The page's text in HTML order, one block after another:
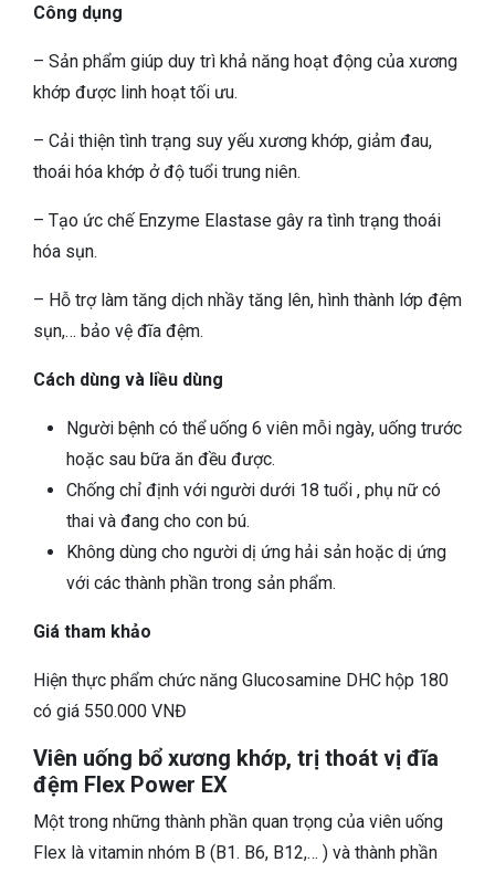
Công dụng
– Sản phẩm giúp duy trì khả năng hoạt động của xương
khớp được linh hoạt tối ưu.
– Cải thiện tình trạng suy yếu xương khớp, giảm đau,
thoái hóa khớp ở độ tuổi trung niên.
– Tạo ức chế Enzyme Elastase gây ra tình trạng thoái
hóa sụn.
– Hỗ trợ làm tăng dịch nhầy tăng lên, hình thành lớp đệm
sụn,… bảo vệ đĩa đệm.
Cách dùng và liều dùng
Người bệnh có thể uống 6 viên mỗi ngày, uống trước
hoặc sau bữa ăn đều được.
Chống chỉ định với người dưới 18 tuổi , phụ nữ có
thai và đang cho con bú.
Không dùng cho người dị ứng hải sản hoặc dị ứng
với các thành phần trong sản phẩm.
Giá tham khảo
Hiện thực phẩm chức năng Glucosamine DHC hộp 180
có giá 550.000 VNĐ
Viên uống bổ xương khớp, trị thoát vị đĩa
đệm Flex Power EX
Một trong những thành phần quan trọng của viên uống
Flex là vitamin nhóm B (B1. B6, B12,… ) và thành phần